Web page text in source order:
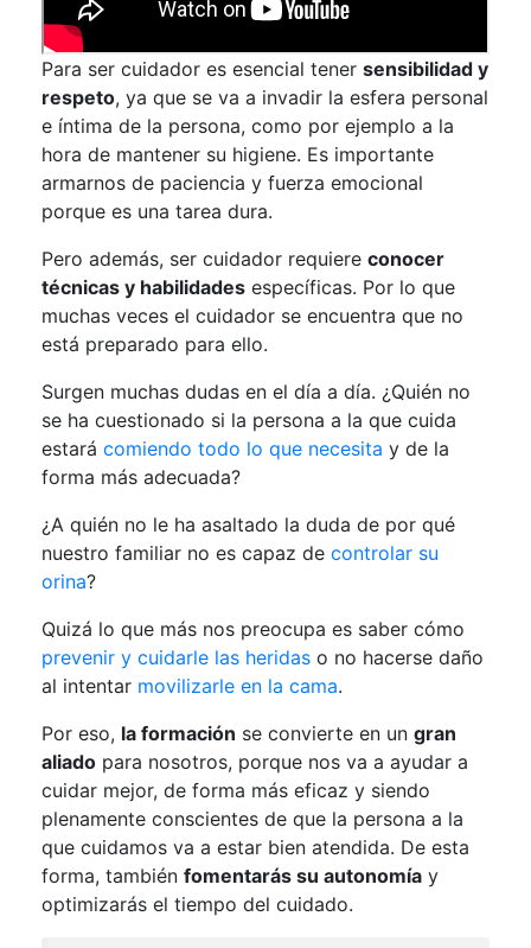
Para ser cuidador es esencial tener sensibilidad y
respeto, ya que se va a invadir la esfera personal
e íntima de la persona, como por ejemplo a la
hora de mantener su higiene. Es importante
armarnos de paciencia y fuerza emocional
porque es una tarea dura.
Pero además, ser cuidador requiere conocer
técnicas y habilidades específicas. Por lo que
muchas veces el cuidador se encuentra que no
está preparado para ello.
Surgen muchas dudas en el día a día. ¿Quién no
se ha cuestionado si la persona a la que cuida
estará comiendo todo lo que necesita y de la
forma más adecuada?
¿A quién no le ha asaltado la duda de por qué
nuestro familiar no es capaz de controlar su
orina?
Quizá lo que más nos preocupa es saber cómo
prevenir y cuidarle las heridas o no hacerse daño
al intentar movilizarle en la cama.
Por eso, la formación se convierte en un gran
aliado para nosotros, porque nos va a ayudar a
cuidar mejor, de forma más eficaz y siendo
plenamente conscientes de que la persona a la
que cuidamos va a estar bien atendida. De esta
forma, también fomentarás su autonomía y
optimizarás el tiempo del cuidado.